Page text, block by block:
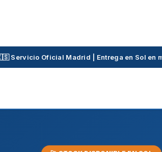
Servicio Oficial Madrid | Entrega en Sol en